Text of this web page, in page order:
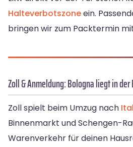
Halteverbotszoneein.
bringen wir zum Packtermin
Zoll & Anmeldung: Bologna liegt in der
Zoll spielt beim Umzug nach
Binnenmarkt und Schengen-
Warenverkehr für deinen